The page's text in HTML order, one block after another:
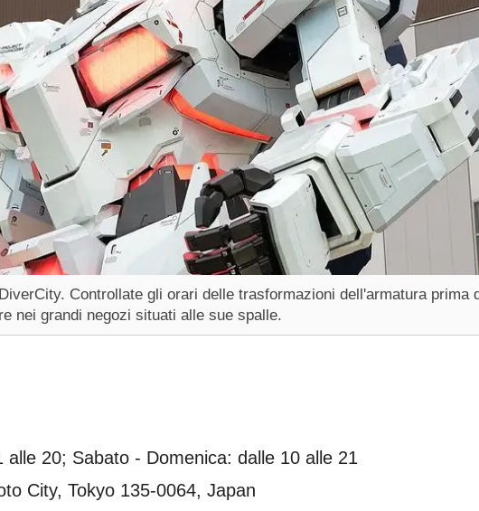
Controllate gli orari delle trasformazioni dell'armatura prima
nei grandi negozi situati alle sue spalle.
20; Sabato - Domenica: dalle 10 alle 21
City, Tokyo 135-0064, Japan